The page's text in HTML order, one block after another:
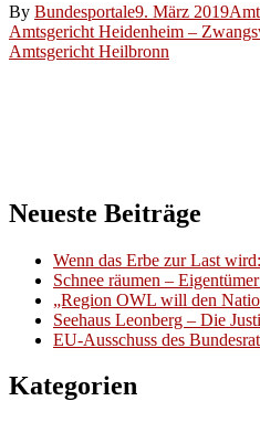
By Bundesportale9. März 2019
Beitragsnavigation
Amtsgericht Heidenheim –
Amtsgericht Heilbronn
Neueste Beiträge
Wenn das Erbe zur Last
Schnee räumen –
„Region OWL will den
Seehaus Leonberg – Die
EU-Ausschuss des
Kategorien